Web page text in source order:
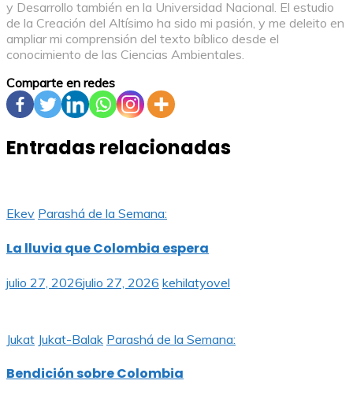
y Desarrollo también en la Universidad Nacional. El estudio
de la Creación del Altísimo ha sido mi pasión, y me deleito en
ampliar mi comprensión del texto bíblico desde el
conocimiento de las Ciencias Ambientales.
Comparte en redes
Entradas relacionadas
Ekev Parashá de la Semana:
La lluvia que Colombia espera
julio 27, 2026julio 27, 2026 kehilatyovel
Jukat Jukat-Balak Parashá de la Semana:
Bendición sobre Colombia